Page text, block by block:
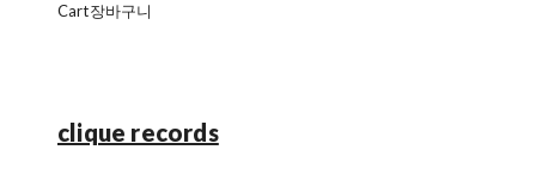
Cart장바구니
clique records